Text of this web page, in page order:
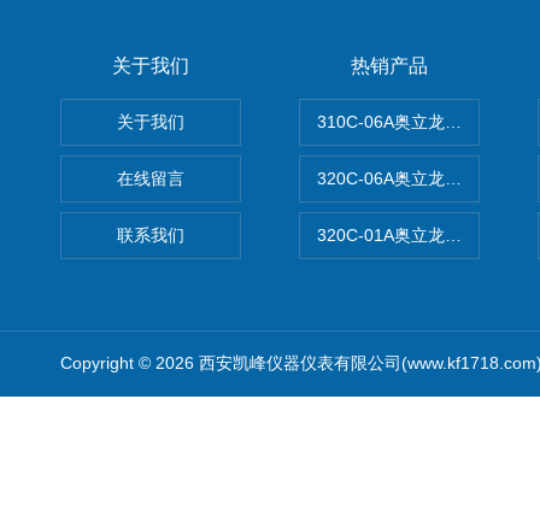
关于我们
关于我们
在线留言
联系我们
热销产品
310C-06A奥立龙实验室台式
320C-06A奥立龙实验室便携
320C-01A奥立龙实验室便携
Copyright © 2026 西安凯峰仪器仪表有限公司